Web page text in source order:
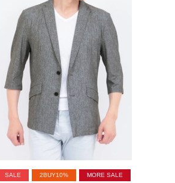
SALE 2BUY10% MORE SALE